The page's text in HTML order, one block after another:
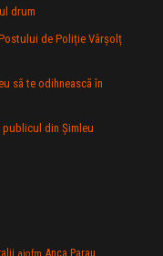
drum
de Poliție Vârșolț
sã te odihneascã în
publicul din Şimleu
Anca Parau